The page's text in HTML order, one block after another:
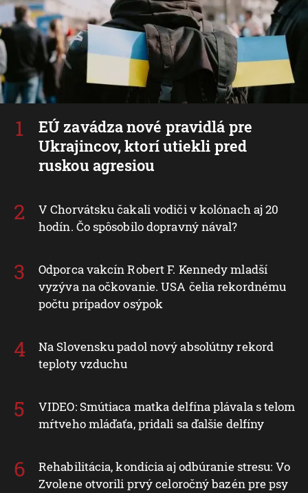
EÚ zavádza nové pravidlá pre
Ukrajincov, ktorí utiekli pred
ruskou agresiou
V Chorvátsku čakali vodiči v kolónach aj 20
hodín. Čo spôsobilo dopravný nával?
Odporca vakcín Robert F. Kennedy mladší
vyzýva na očkovanie. USA čelia rekordnému
počtu prípadov osýpok
Na Slovensku padol nový absolútny rekord
teploty vzduchu
VIDEO: Smútiaca matka delfína plávala s telom
mŕtveho mláďaťa, pridali sa ďalšie delfíny
Rehabilitácia, kondícia aj odbúranie stresu: Vo
Zvolene otvorili prvý celoročný bazén pre psy